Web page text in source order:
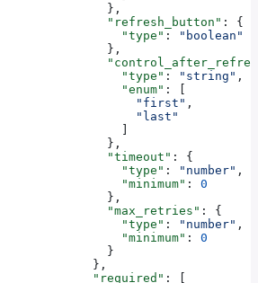
},
"refresh_button"
: {
"type"
:
"boolean"
},
"type"
: "string" ,
"enum"
: [
"first"
,
"last"
]
},
"timeout"
: {
"type"
: "number" ,
"minimum"
: 0
},
"max_retries"
: {
"type"
: "number" ,
"minimum"
: 0
}
},
"required"
: [